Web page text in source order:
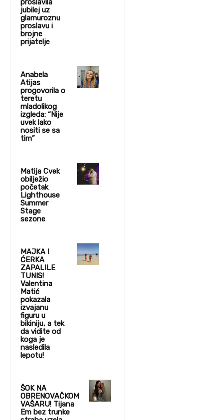
proslavila
jubilej uz
glamuroznu
proslavu i
brojne
prijatelje
Anabela
Atijas
progovorila o
teretu
mladolikog
izgleda: “Nije
uvek lako
nositi se sa
tim”
Matija Cvek
obilježio
početak
Lighthouse
Summer
Stage
sezone
MAJKA I
ĆERKA
ZAPALILE
TUNIS!
Valentina
Matić
pokazala
izvajanu
figuru u
bikiniju, a tek
da vidite od
koga je
nasledila
lepotu!
ŠOK NA
OBRENOVAČKOM
VAŠARU! Tijana
Em bez trunke